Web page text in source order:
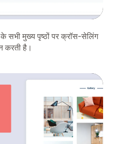
सभी मुख्य पृष्ठों पर क्रॉस-सेलिंग
करती है।